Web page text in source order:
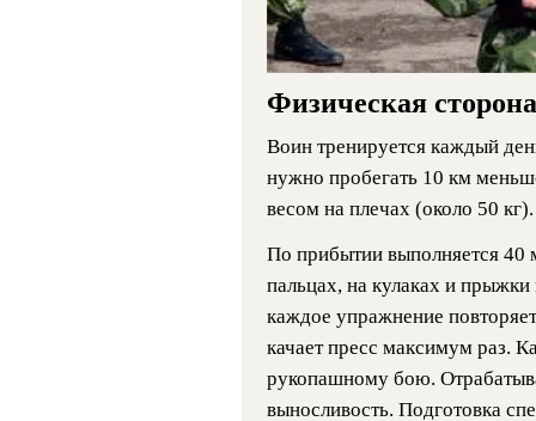
Физическая
Воин тренируется каждый
нужно пробегать 10 км
весом на плечах (около 50 кг).
По прибытии выполняется 40
пальцах, на кулаках и
каждое упражнение
качает пресс максимум раз.
рукопашному бою.
выносливость. Подготовка